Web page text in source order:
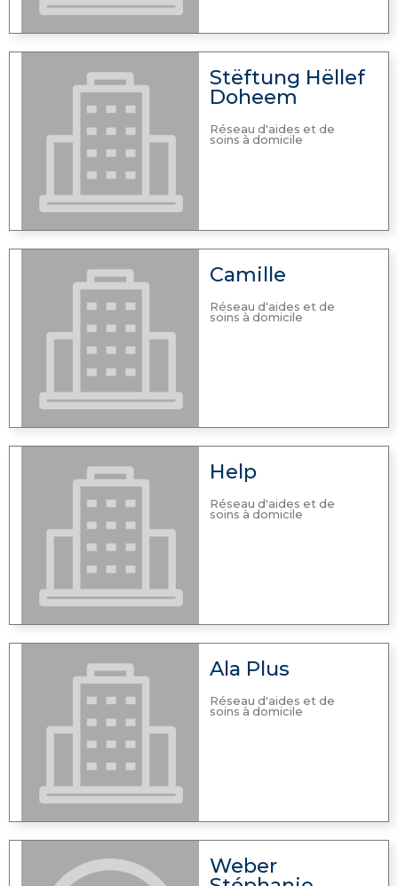
Stëftung Hëllef
Doheem
Réseau d'aides et de
soins à domicile
Camille
Réseau d'aides et de
soins à domicile
Help
Réseau d'aides et de
soins à domicile
Ala Plus
Réseau d'aides et de
soins à domicile
Weber